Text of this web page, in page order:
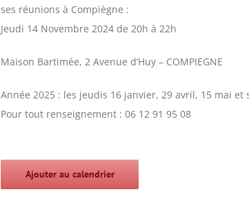
ses réunions à Compiègne :
Jeudi 14 Novembre 2024 de 20h à 22h
Maison Bartimée, 2 Avenue d’Huy – COMPIEGNE
Année 2025 : les jeudis 16 janvier, 29 avril, 15 mai et
Pour tout renseignement : 06 12 91 95 08
Ajouter au calendrier